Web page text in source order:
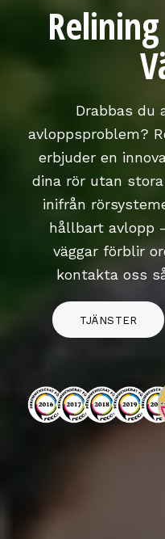
Drabbas du
avloppsproblem?
erbjuder en
dina rör utan
inifrån
hållbart avlopp
väggar förblir
kontakta oss
TJÄNSTER